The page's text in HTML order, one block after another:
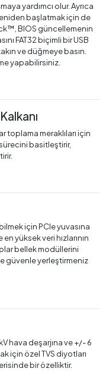
yardımcı olur. Ayrıca
başlatmak için de
BlOS güncellemenin
FAT32 biçimli bir USB
ve düğmeye basın.
yapabilirsiniz.
toplama meraklıları için
basitleştirir,
için PCIe yuvasına
yüksek veri hızlarının
bellek modüllerini
güvenle yerleştirmeniz
hava deşarjına ve +/- 6
için özel TVS diyotları
bir özelliktir.